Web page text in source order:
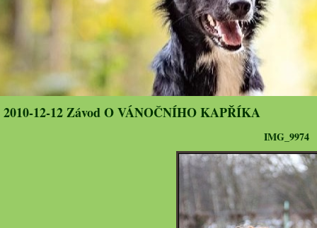
2010-12-12 Závod O VÁNOČNÍHO KAPŘÍKA
IMG_9974